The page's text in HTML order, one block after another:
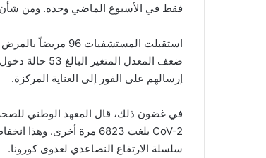
فقط في الأسبوع الماضي وحده. ومن شأن زيادة مماثلة أن
إرسالهم على الفور إلى العناية المركزة.
سلسلة الارتفاع النصاعدي لعدوى كورونا.